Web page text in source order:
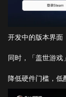
开发中的版本界面
同时，「盖世游戏
降低硬件门槛，低